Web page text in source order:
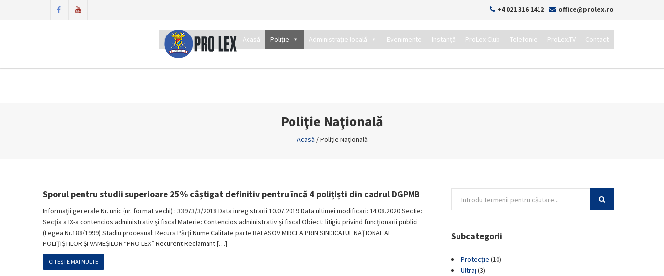
+4 021 316 1412 office@prolex.ro
Acasă Poliție Administrație locală Evenimente Instanță ProLex Club Telefonie ProLex.TV Contact
Poliţie Naţională
Acasă /Poliţie Naţională
Sporul pentru studii superioare 25% câștigat definitiv pentru încă 4 polițiști din cadrul DGPMB
Informaţii generale Nr. unic (nr. format vechi) : 33973/3/2018 Data inregistrarii 10.07.2019 Data ultimei modificari: 14.08.2020 Sectie:
Secţia a IX-a contencios administrativ şi fiscal Materie: Contencios administrativ şi fiscal Obiect: litigiu privind funcţionarii publici
(Legea Nr.188/1999) Stadiu procesual: Recurs Părţi Nume Calitate parte BALASOV MIRCEA PRIN SINDICATUL NAŢIONAL AL
POLIŢIŞTILOR ŞI VAMEŞILOR “PRO LEX” Recurent Reclamant […]
CITEȘTE MAI MULTE
Subcategorii
Protecție (10)
Ultraj (3)